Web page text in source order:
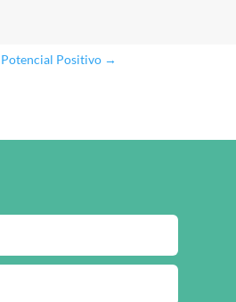
Potencial Positivo →